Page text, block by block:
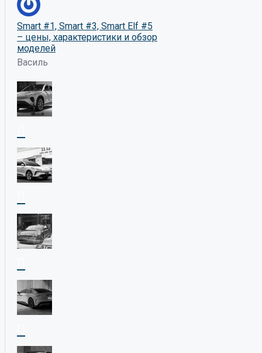
Smart #1, Smart #3, Smart Elf #5
– цены, характеристики и обзор
моделей
Василь